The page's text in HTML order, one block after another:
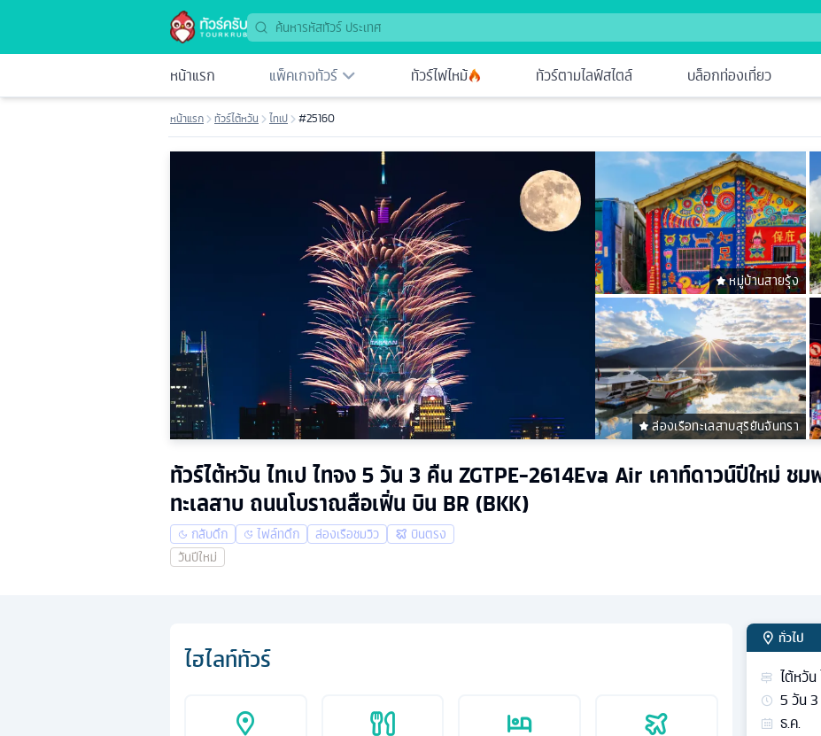
หน้าแรก แพ็คเกจทัวร์ ทัวร์ไฟไหม้ ทัวร์ตามไลฟ์สไตล์ บล็อกท่องเที่ยว
หน้าแรก ทัวร์ไต้หวัน ไทเป #25160
หมู่บ้านสายรุ้ง
ล่องเรือทะเลสาบสุริยันจันทรา
ทัวร์ไต้หวัน ไทเป ไทจง 5 วัน 3 คืน ZGTPE-2614Eva Air เคาท์ดาวน์ปีใหม่ ช
ทะเลสาบ ถนนโบราณสือเฟิ่น บิน BR (BKK)
กลับดึก ไฟล์ทดึก ล่องเรือชมวิว
บินตรง
วันปีใหม่
ไฮไลท์ทัวร์
ทั่วไป
ไต้หวัน
5วัน3
ธ.ค.